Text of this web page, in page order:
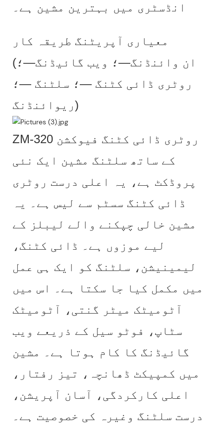
انڈسٹری میں بہترین مشین ہے۔
(ان وائنڈنگ—؛ ویب گائیڈنگ—؛
روٹری ڈائی کٹنگ —؛ سلٹنگ —؛
ریوائنڈنگ)
ZM-320 روٹری ڈائی کٹنگ فیوکشن
کے ساتھ سلٹنگ مشین ایک نئی
پروڈکٹ ہے، یہ اعلی درست روٹری
ڈائی کٹنگ سسٹم سے لیس ہے۔ یہ
مشین خالی چپکنے والے لیبلز کے
لیے موزوں ہے۔ ڈائی کٹنگ،
لیمینیشن، سلٹنگ کو ایک ہی عمل
میں مکمل کیا جا سکتا ہے۔ اس میں
آٹومیٹک میٹر گنتی، آٹومیٹک
سٹاپ، فوٹو سیل کے ذریعے ویب
گائیڈنگ کا کام ہوتا ہے۔ مشین
میں کمپیکٹ ڈھانچہ، تیز رفتار،
اعلی کارکردگی، آسان آپریشن،
درست سلٹنگ وغیرہ کی خصوصیت ہے۔